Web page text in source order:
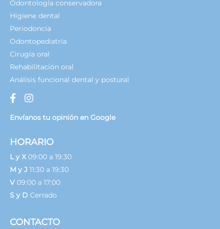
Odontología conservadora
Higiene dental
Periodoncia
Odontopediatría
Cirugía oral
Rehabilitación oral
Análisis funcional dental y postural
Envíanos tu opinión en Google
HORARIO
L y X09:00 a 19:30
M y J 11:30 a 19:30
V 09:00 a 17:00
S y D Cerrado
CONTACTO